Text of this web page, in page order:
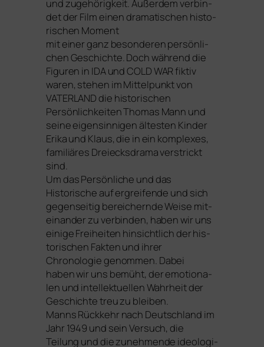
und zuge­hö­rig­keit. Außerdem ver­bin­
det der Film einen dra­ma­ti­schen his­to­
ri­schen Moment
mit einer ganz beson­de­ren per­sön­li­
chen Geschichte. Doch wäh­rend die
Figuren in IDAundCOLDWARfik­tiv
waren, ste­hen im Mittelpunkt von
VATERLAND die his­to­ri­schen
Persönlichkeiten Thomas Mann und
sei­ne eigen­sin­ni­gen ältes­ten Kinder
Erika und Klaus, die in ein kom­ple­xes,
fami­liä­res Dreiecksdrama ver­strickt
sind.
Um das Persönliche und das
Historische auf ergrei­fen­de und sich
gegen­sei­tig berei­chern­de Weise mit­
ein­an­der zu ver­bin­den, haben wir uns
eini­ge Freiheiten hin­sicht­lich der his­
to­ri­schen Fakten und ihrer
Chronologie genom­men. Dabei
haben wir uns bemüht, der emo­tio­na­
len und intel­lek­tu­el­len Wahrheit der
Geschichte treu zu blei­ben.
Manns Rückkehr nach Deutschland im
Jahr 1949 und sein Versuch, die
Teilung und die zuneh­men­de ideo­lo­gi­